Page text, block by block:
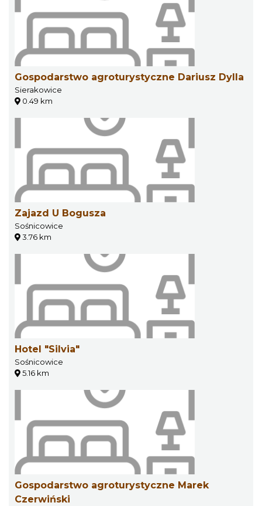
Gospodarstwo agroturystyczne Dariusz Dylla
Sierakowice
0.49 km
Zajazd U Bogusza
Sośnicowice
3.76 km
Hotel "Silvia"
Sośnicowice
5.16 km
Gospodarstwo agroturystyczne Marek
Czerwiński